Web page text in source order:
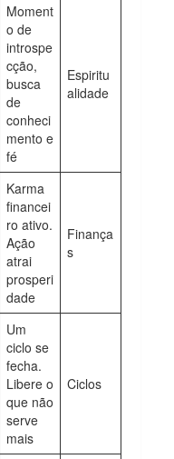
Moment
o de
introspe
cção,
busca
de
conheci
mento e
fé
Espiritu
alidade
Karma
financei
ro ativo.
Ação
atrai
prosperi
dade
Finança
s
Um
ciclo se
fecha.
Libere o
que não
serve
mais
Ciclos